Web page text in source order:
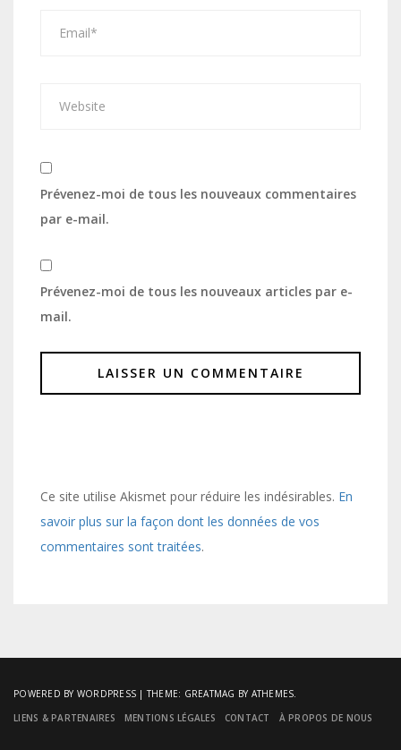
Prévenez-moi de tous les nouveaux commentaires
par e-mail.
Prévenez-moi de tous les nouveaux articles par e-
mail.
Ce site utilise Akismet pour réduire les indésirables. En
savoir plus sur la façon dont les données de vos
commentaires sont traitées.
POWERED BY WORDPRESS |THEME: GREATMAG BY ATHEMES.
LIENS & PARTENAIRES
MENTIONS LÉGALES CONTACT À PROPOS DE NOUS